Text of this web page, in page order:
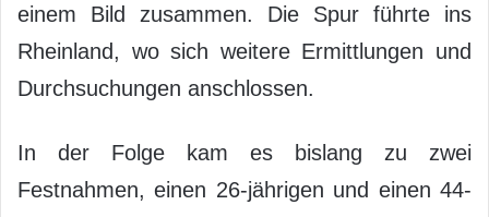
einem Bild zusammen. Die Spur führte ins
Rheinland, wo sich weitere Ermittlungen und
Durchsuchungen anschlossen.
In der Folge kam es bislang zu zwei
Festnahmen, einen 26-jährigen und einen 44-